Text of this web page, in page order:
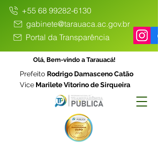
+55 68 99282-6130
gabinete@tarauaca.ac.gov.br
Portal da Transparência
Olá, Bem-vindo a Tarauacá!
Prefeito Rodrigo Damasceno Catão
Vice Marilete Vitorino de Sirqueira